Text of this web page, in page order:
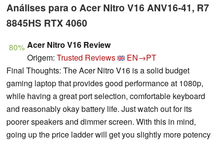
Análises para o Acer Nitro V16 ANV16-41, R7
8845HS RTX 4060
80% Acer Nitro V16 Review
Origem: Trusted Reviews
EN→PT
Final Thoughts: The Acer Nitro V16 is a solid budget
gaming laptop that provides good performance at 1080p,
while having a great port selection, comfortable keyboard
and reasonably okay battery life. Just watch out for its
poorer speakers and dimmer screen. With this in mind,
going up the price ladder will get you slightly more potency